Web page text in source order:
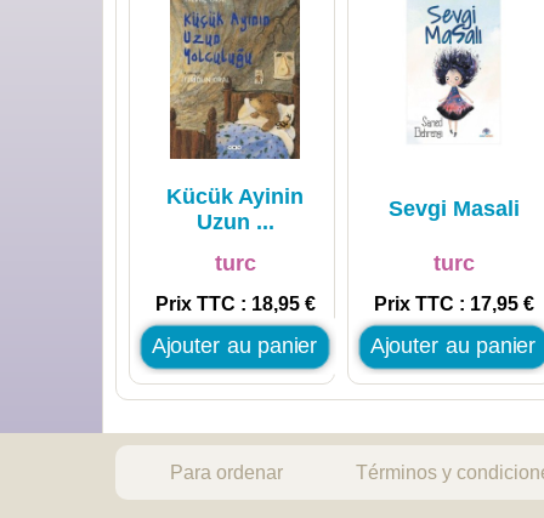
Kücük Ayinin
Uzun ...
turc
Prix TTC : 18,95 €
Ajouter au panier
Sevgi Masali
turc
Prix TTC : 17,95 €
Ajouter au panier
Para ordenar Términos y